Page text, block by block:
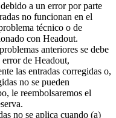
a un error por parte
no funcionan en el
técnico o de
con Headout.
anteriores se debe
de Headout,
las entradas corregidas o,
no se pueden
le reembolsaremos el
no se aplica cuando (a)